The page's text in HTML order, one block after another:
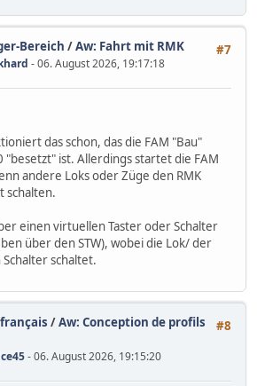
#7
Bereich /Aw: Fahrt mit RMK
- 06. August 2026, 19:17:18
das schon, das die FAM "Bau"
"besetzt" ist. Allerdings startet die FAM
andere Loks oder Züge den RMK
schalten.
einen virtuellen Taster oder Schalter
über den STW), wobei die Lok/ der
schaltet.
#8
/Aw: Conception de profils
- 06. August 2026, 19:15:20